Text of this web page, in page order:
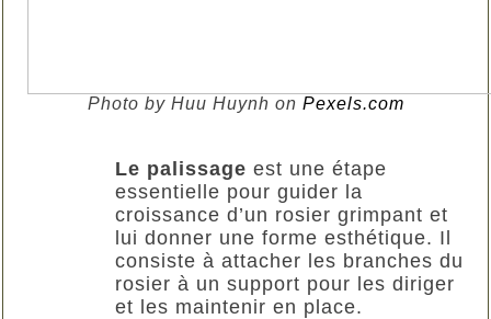
Photo by Huu Huynh on Pexels.com
Le palissage est une étape
essentielle pour guider la
croissance d’un rosier grimpant et
lui donner une forme esthétique. Il
consiste à attacher les branches du
rosier à un support pour les diriger
et les maintenir en place.